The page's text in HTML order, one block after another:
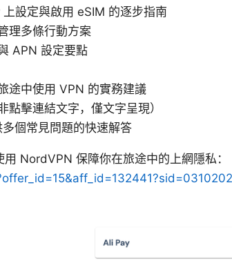
設定與啟用 eSIM 的逐步指南
理多條行動方案
APN 設定要點
途中使用 VPN 的實務建議
點擊連結文字，僅文字呈現）
個常見問題的快速解答
NordVPN 保障你在旅途中的上網隱私：